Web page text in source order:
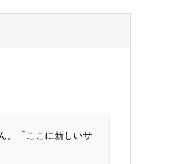
。「ここに新しいサ